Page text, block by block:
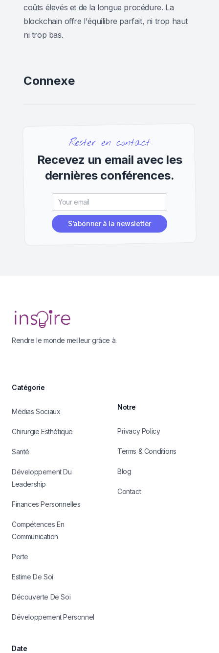
coûts élevés et de la longue procédure. La
blockchain offre l'équilibre parfait, ni trop haut
ni trop bas.
Connexe
Rester en contact
Recevez un email avec les
dernières conférences.
S’abonner à la newsletter
Rendre le monde meilleur grâce à.
Catégorie
Médias Sociaux
Chirurgie Esthétique
Santé
Développement Du
Leadership
Finances Personnelles
Compétences En
Communication
Perte
Estime De Soi
Découverte De Soi
Développement Personnel
Date
Notre
Privacy Policy
Terms & Conditions
Blog
Contact